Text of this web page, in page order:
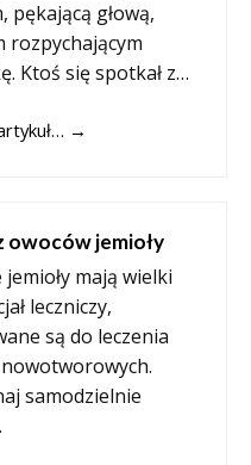
pękającą głową,
rozpychającym
Ktoś się spotkał z…
→
owoców jemioły
jemioły mają wielki
leczniczy,
są do leczenia
samodzielnie